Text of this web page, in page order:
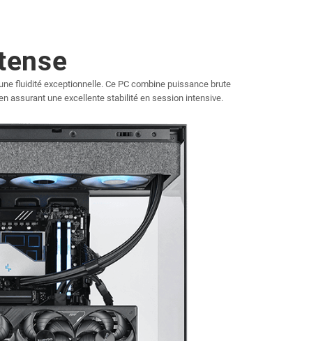
fluidité exceptionnelle. Ce PC combine puissance brute
assurant une excellente stabilité en session intensive.